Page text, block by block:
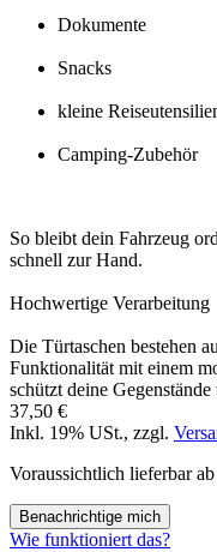
Dokumente
Snacks
kleine
Camping-Zubehör
So bleibt dein Fahrzeug
schnell zur Hand.
Hochwertige Verarbeitung
Die Türtaschen bestehen
Funktionalität mit einem
schützt deine
37,50 €
Inkl. 19% USt., zzgl.
Voraussichtlich lieferbar
Benachrichtige mich
Wie funktioniert das?